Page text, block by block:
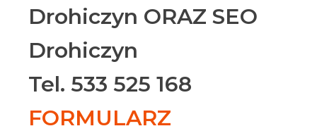
Drohiczyn ORAZ SEO
Drohiczyn
Tel. 533 525 168
FORMULARZ